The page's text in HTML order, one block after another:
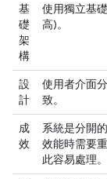
基
礎
架
構
使用獨立基
高)。
設
計
使用者介面
致。
成
效
系統是分開
效能時需要
此容易處理。